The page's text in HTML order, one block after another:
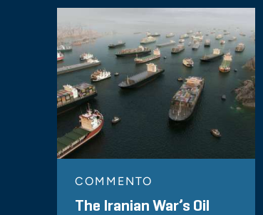
COMMENTO
The Iranian War’s Oil